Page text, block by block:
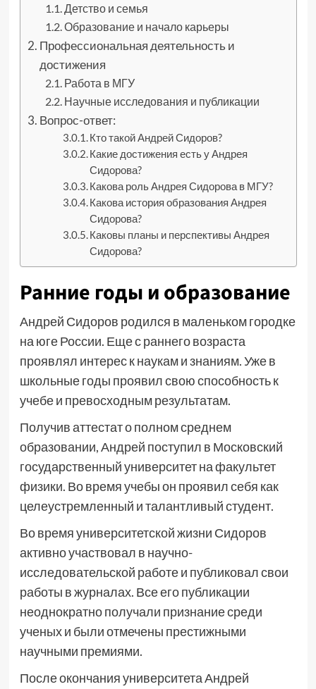
Детство и семья
Образование и начало карьеры
Профессиональная деятельность и
достижения
Работа в МГУ
Научные исследования и публикации
Вопрос-ответ:
Кто такой Андрей Сидоров?
Какие достижения есть у Андрея
Сидорова?
Какова роль Андрея Сидорова в МГУ?
Какова история образования Андрея
Сидорова?
Каковы планы и перспективы Андрея
Сидорова?
Ранние годы и образование
Андрей Сидоров родился в маленьком городке
на юге России. Еще с раннего возраста
проявлял интерес к наукам и знаниям. Уже в
школьные годы проявил свою способность к
учебе и превосходным результатам.
Получив аттестат о полном среднем
образовании, Андрей поступил в Московский
государственный университет на факультет
физики. Во время учебы он проявил себя как
целеустремленный и талантливый студент.
Во время университетской жизни Сидоров
активно участвовал в научно-
исследовательской работе и публиковал свои
работы в журналах. Все его публикации
неоднократно получали признание среди
ученых и были отмечены престижными
научными премиями.
После окончания университета Андрей